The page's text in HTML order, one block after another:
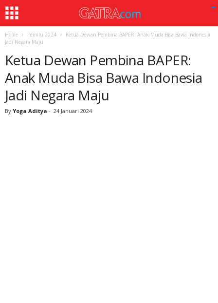
Home Pemilu 2024
Ketua Dewan Pembina BAPER: Anak Muda Bisa Bawa Indonesia
Jadi Negara Maju
Ketua Dewan Pembina BAPER:
Anak Muda Bisa Bawa Indonesia
Jadi Negara Maju
By Yoga Aditya - 24 Januari 2024